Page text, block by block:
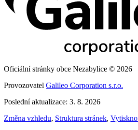
Oficiální stránky obce Nezabylice © 2026
Provozovatel Galileo Corporation s.r.o.
Poslední aktualizace: 3. 8. 2026
Změna vzhledu, Struktura stránek,